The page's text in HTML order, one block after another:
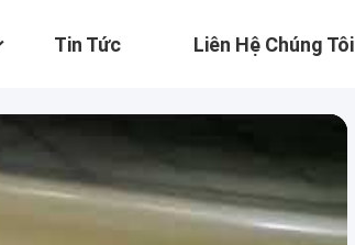
Tin Tức Liên Hệ Chúng Tôi